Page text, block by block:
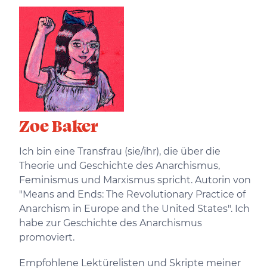
Zoe Baker
Ich bin eine Transfrau (sie/ihr), die über die
Theorie und Geschichte des Anarchismus,
Feminismus und Marxismus spricht. Autorin von
"Means and Ends: The Revolutionary Practice of
Anarchism in Europe and the United States". Ich
habe zur Geschichte des Anarchismus
promoviert.
Empfohlene Lektürelisten und Skripte meiner